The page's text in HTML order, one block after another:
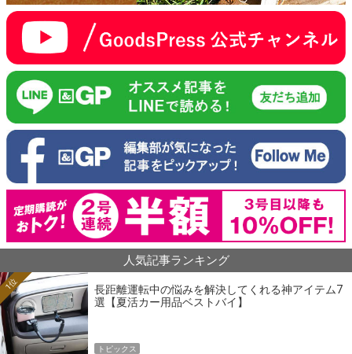
人気記事ランキング
長距離運転中の悩みを解決してくれる神アイテム7
選【夏活カー用品ベストバイ】
1位
トピックス